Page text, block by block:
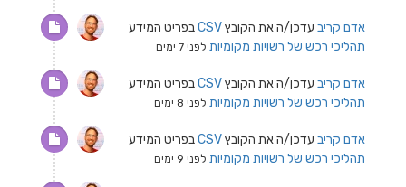
אדם קריב עדכן/ה את הקובץCSVבפריט המידע
תהליכי רכש של רשויות מקומיות לפני 7 ימים
אדם קריב עדכן/ה את הקובץCSVבפריט המידע
תהליכי רכש של רשויות מקומיות לפני 8 ימים
אדם קריב עדכן/ה את הקובץCSVבפריט המידע
תהליכי רכש של רשויות מקומיות לפני 9 ימים